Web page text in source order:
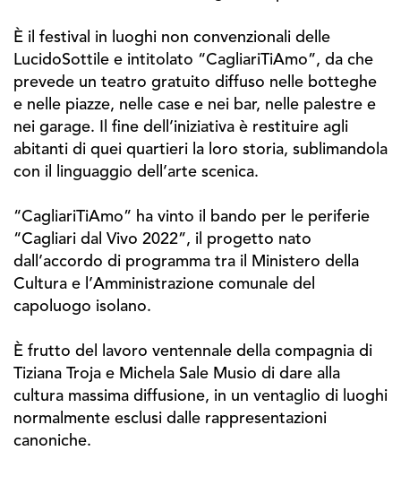
È il festival in luoghi non convenzionali delle
LucidoSottile e intitolato “CagliariTiAmo”, da che
prevede un teatro gratuito diffuso nelle botteghe
e nelle piazze, nelle case e nei bar, nelle palestre e
nei garage. Il fine dell’iniziativa è restituire agli
abitanti di quei quartieri la loro storia, sublimandola
con il linguaggio dell’arte scenica.
“CagliariTiAmo” ha vinto il bando per le periferie
“Cagliari dal Vivo 2022”, il progetto nato
dall’accordo di programma tra il Ministero della
Cultura e l’Amministrazione comunale del
capoluogo isolano.
È frutto del lavoro ventennale della compagnia di
Tiziana Troja e Michela Sale Musio di dare alla
cultura massima diffusione, in un ventaglio di luoghi
normalmente esclusi dalle rappresentazioni
canoniche.